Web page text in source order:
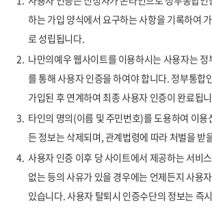
하는 가입 양식에서 요구하는 사항을 기록하여
로 성립됩니다.
2. 나만의예우 웹사이트를 이용하시는 사용자는
를 통해 사용자 인증을 하여야 합니다. 정부통합
가입된 후 연계하여 최종 사용자 인증이 완료됩
3. 타인의 명의(이름 및 주민번호)를 도용하여 이용
든 정보는 삭제되며, 관계법령에 따라 처벌을 받
4. 사용자 인증 이후 당 사이트에서 제공하는 서비
없는 등의 사유가 있을 경우에는 언제든지 사용
있습니다. 사용자 탈퇴시 인증수단의 정보는 즉